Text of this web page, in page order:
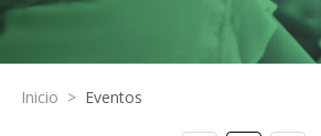
Inicio > Eventos